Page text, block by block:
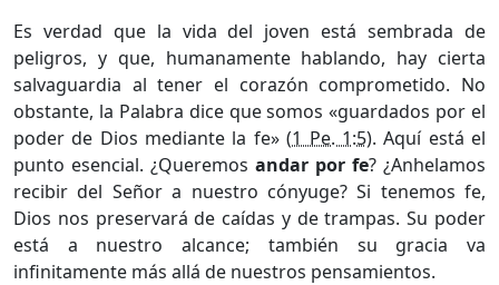
Es verdad que la vida del joven está sembrada de
peligros, y que, humanamente hablando, hay cierta
salvaguardia al tener el corazón comprometido. No
obstante, la Palabra dice que somos «guardados por el
poder de Dios mediante la fe» (1 Pe. 1:5). Aquí está el
punto esencial. ¿Queremos andar por fe? ¿Anhelamos
recibir del Señor a nuestro cónyuge? Si tenemos fe,
Dios nos preservará de caídas y de trampas. Su poder
está a nuestro alcance; también su gracia va
infinitamente más allá de nuestros pensamientos.